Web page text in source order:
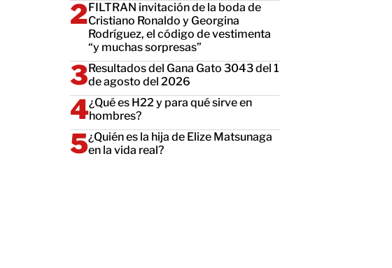
FILTRAN invitación de la boda de
Cristiano Ronaldo y Georgina
Rodríguez, el código de vestimenta
“y muchas sorpresas”
Resultados del Gana Gato 3043 del 1
de agosto del 2026
¿Qué es H22 y para qué sirve en
hombres?
¿Quién es la hija de Elize Matsunaga
en la vida real?